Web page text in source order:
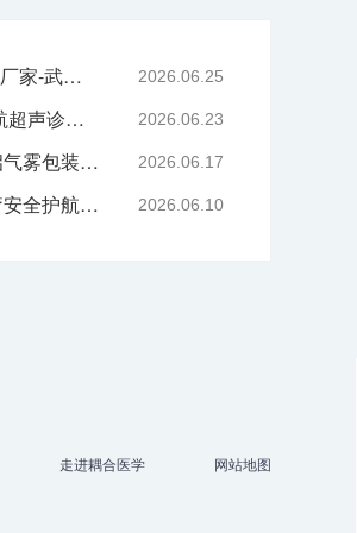
专业二元阀鼻喷OEM/ODM二类医疗器械生产厂家-武汉耦合医学 2026.06.25
严守医用耗材质控底线 高品质无菌耦合剂护航超声诊疗院感安全-武汉耦合医学 2026.06.23
技术赋能喷雾产品升级｜二元袋阀喷雾，开启气雾包装新工艺时代 2026.06.17
告别刺激与感染，无菌耦合剂为临床超声诊疗安全护航-武汉耦合医学 2026.06.10
走进耦合医学 网站地图